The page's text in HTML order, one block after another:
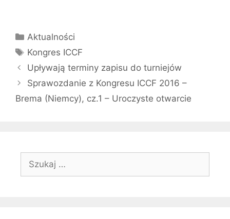
Kategorie
Aktualności
Tagi
Kongres ICCF
Upływają terminy zapisu do turniejów
Sprawozdanie z Kongresu ICCF 2016 –
Brema (Niemcy), cz.1 – Uroczyste otwarcie